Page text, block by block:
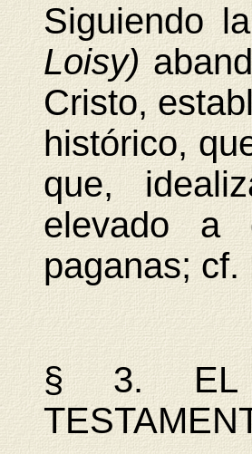
Siguiendo
Loisy)
Cristo,
histórico,
que,
elevado a
paganas;
§ 3. EL